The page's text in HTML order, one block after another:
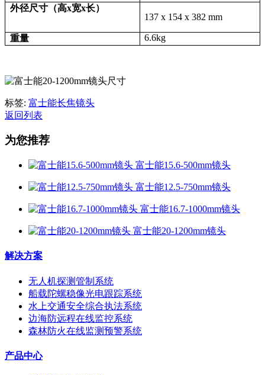
外径尺寸（高x宽x长）
137 x 154 x 382 mm
重量 6.6kg
标签: 富士能长焦镜头
返回列表
为您推荐
富士能15.6-500mm镜头
富士能12.5-750mm镜头
富士能16.7-1000mm镜头
富士能20-1200mm镜头
解决方案
无人机探测管制系统
船载陀螺稳像光电跟踪系统
水上交通安全综合执法系统
边海防远程在线监控系统
森林防火在线监测预警系统
产品中心